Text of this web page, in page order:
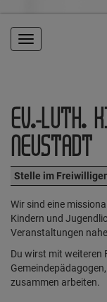
Toggle
navigation
EV.-LUTH.
NEUSTADT
Stelle im
Wir sind eine
Kindern und
Veranstaltungen
Du wirst mit weiteren
zusammen arbeiten.